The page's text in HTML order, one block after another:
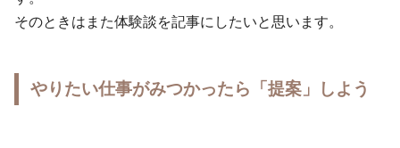
そのときはまた体験談を記事にしたいと思います。
やりたい仕事がみつかったら「提案」しよう